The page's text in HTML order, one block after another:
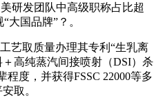
研发团队中高级职称占比超
大国品牌”？。
取质量办理其专利“生乳离
高纯蒸汽间接喷射（DSI）杀
度，并获得FSSC 22000等多
取。